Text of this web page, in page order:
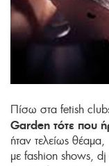
Πίσω στα fetish
Garden τότε που
ήταν τελείως θέαμα,
με fashion shows, dj